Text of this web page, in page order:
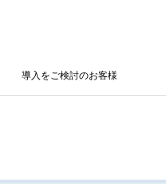
導入をご検討のお客様